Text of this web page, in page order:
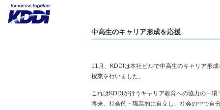
中高生のキャリア形成を応援
11月、KDDIは本社ビルで中高生のキャリア形
授業を行いました。
これはKDDIが行うキャリア教育への協力の一環
将来、社会的・職業的に自立し、社会の中で自